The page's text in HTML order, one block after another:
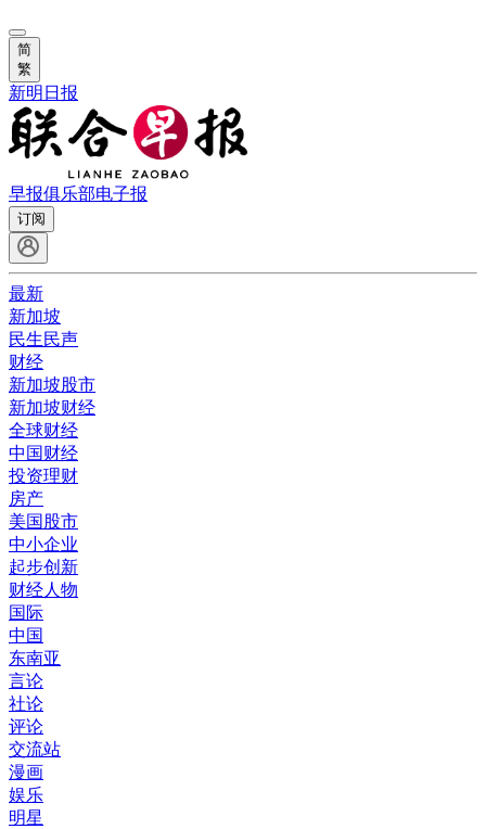
简
繁
新明日报
早报俱乐部电子报
订阅
最新
新加坡
民生民声
财经
新加坡股市
新加坡财经
全球财经
中国财经
投资理财
房产
美国股市
中小企业
起步创新
财经人物
国际
中国
东南亚
言论
社论
评论
交流站
漫画
娱乐
明星